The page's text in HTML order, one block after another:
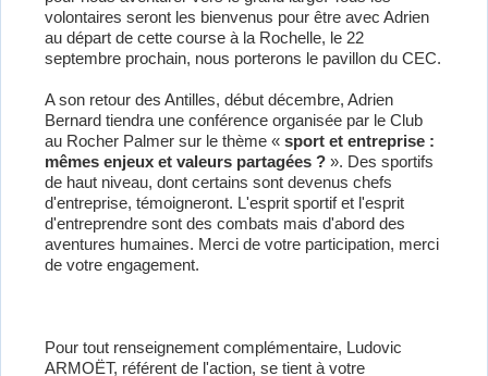
volontaires seront les bienvenus pour être avec Adrien
au départ de cette course à la Rochelle, le 22
septembre prochain, nous porterons le pavillon du CEC.
A son retour des Antilles, début décembre, Adrien
Bernard tiendra une conférence organisée par le Club
au Rocher Palmer sur le thème « sport et entreprise :
mêmes enjeux et valeurs partagées ? ». Des sportifs
de haut niveau, dont certains sont devenus chefs
d'entreprise, témoigneront. L'esprit sportif et l'esprit
d'entreprendre sont des combats mais d'abord des
aventures humaines. Merci de votre participation, merci
de votre engagement.
Pour tout renseignement complémentaire, Ludovic
ARMOËT, référent de l'action, se tient à votre